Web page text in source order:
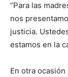
“Para las
nos
justicia.
estamos en la
En otra